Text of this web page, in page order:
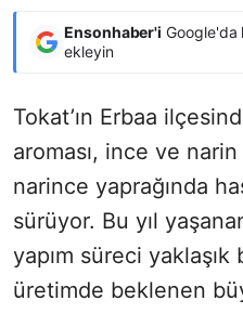
Ensonhaber'i Google'da
ekleyin
Tokat’ın Erbaa
aroması, ince ve narin
narince yaprağında
sürüyor. Bu yıl
yapım süreci
üretimde beklenen